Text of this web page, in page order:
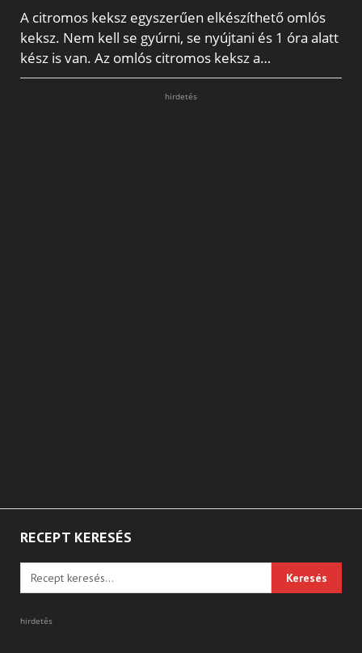
A citromos keksz egyszerűen elkészíthető omlós
keksz. Nem kell se gyúrni, se nyújtani és 1 óra alatt
kész is van. Az omlós citromos keksz a…
hirdetés
RECEPT KERESÉS
hirdetés